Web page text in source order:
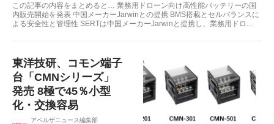
この記事の内容をまとめると… 業務用ドローン向け高性能バッテリーの国
内販売開始を発表 中国メーカーJarwinとの提携 BMS搭載とセルバランスに
よる安全性と管理性 SERTは中国メーカーJarwinと提携し、業務用ドロ...
東洋技研、コモン端子
台「CMNシリーズ」
発売 8極で45％小型
化・交換容易
アペルザニュース編集部